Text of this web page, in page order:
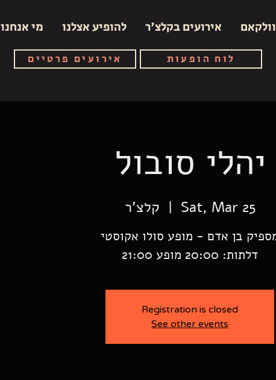
וולקאם אירועים בקלצ'ר להופיע אצלנו מי אנחנו
אירועים פרטיים לוח הופעות
יהלי סובול
Sat, Mar 25
  |
קלצ'ר
דלתות: 20:00 מופע 21:00
Registration is closed
See other events